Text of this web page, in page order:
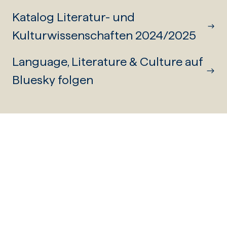
Katalog Literatur- und
Kulturwissenschaften 2024/2025
Language, Literature & Culture auf
Bluesky folgen